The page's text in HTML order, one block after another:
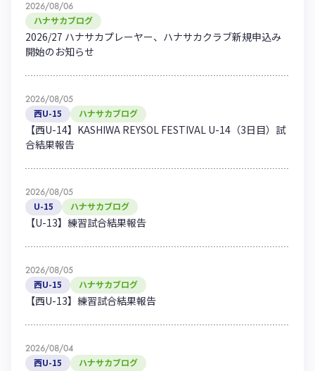
2026/08/06
ハナサカブログ
2026/27 ハナサカプレーヤー、ハナサカクラブ新規申込み
開始のお知らせ
2026/08/05
西U-15 ハナサカブログ
【西U-14】KASHIWA REYSOL FESTIVAL U-14（3日目）試
合結果報告
2026/08/05
U-15 ハナサカブログ
【U-13】練習試合結果報告
2026/08/05
西U-15 ハナサカブログ
【西U-13】練習試合結果報告
2026/08/04
西U-15 ハナサカブログ